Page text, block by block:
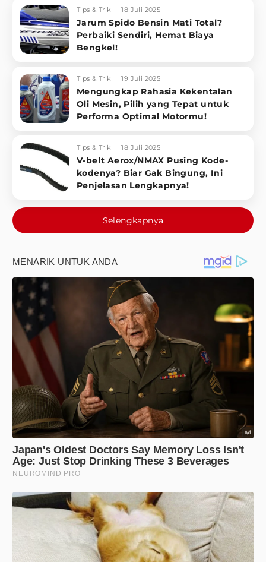
Tips & Trik 18 Juli 2025
Jarum Spido Bensin Mati Total?
Perbaiki Sendiri, Hemat Biaya
Bengkel!
Tips & Trik 19 Juli 2025
Mengungkap Rahasia Kekentalan
Oli Mesin, Pilih yang Tepat untuk
Performa Optimal Motormu!
Tips & Trik 18 Juli 2025
V-belt Aerox/NMAX Pusing Kode-
kodenya? Biar Gak Bingung, Ini
Penjelasan Lengkapnya!
Selengkapnya